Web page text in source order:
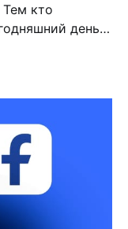
Тем кто
день
понимании
показать.